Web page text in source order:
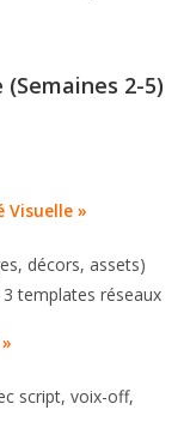
(Semaines 2-5)
»
décors, assets)
templates réseaux
script, voix-off,